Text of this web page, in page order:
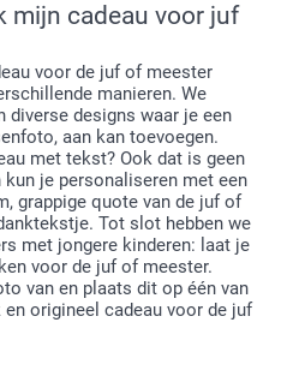
mijn cadeau voor juf
voor de juf of meester
manieren. We
diverse designs waar je een
aan kan toevoegen.
met tekst? Ook dat is geen
je personaliseren met een
grappige quote van de juf of
Tot slot hebben we
met jongere kinderen: laat je
voor de juf of meester.
van en plaats dit op één van
origineel cadeau voor de juf